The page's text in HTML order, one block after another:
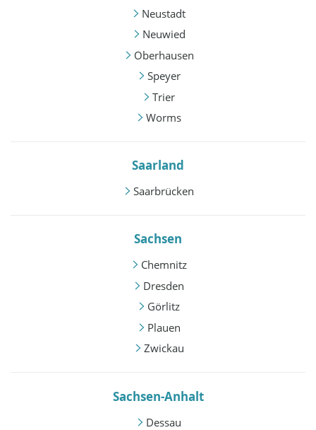
Neustadt
Neuwied
Oberhausen
Speyer
Trier
Worms
Saarland
Saarbrücken
Sachsen
Chemnitz
Dresden
Görlitz
Plauen
Zwickau
Sachsen-Anhalt
Dessau